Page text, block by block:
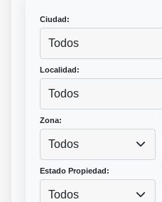
Ciudad:
Todos
Localidad:
Todos
Zona:
Todos
Estado Propiedad:
Todos